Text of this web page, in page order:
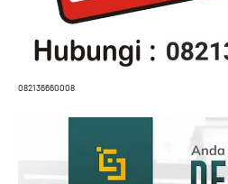
082136660008